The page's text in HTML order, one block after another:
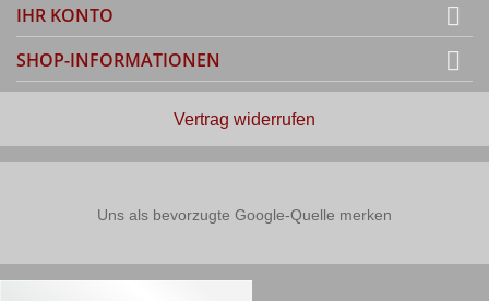
IHR KONTO 
SHOP-INFORMATIONEN 
Vertrag widerrufen
Uns als bevorzugte Google-Quelle merken